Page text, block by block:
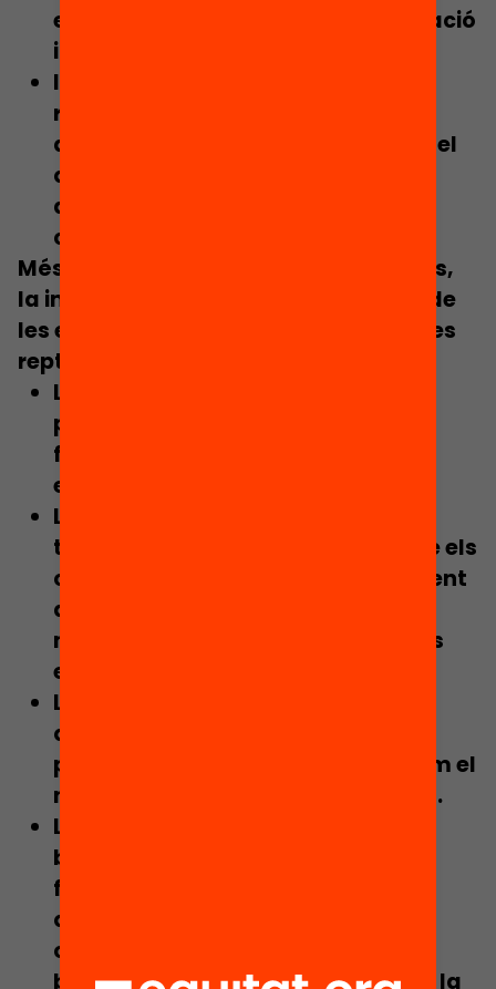
elimina les dinàmiques d’acumulació
incremental dels recursos.
Implica una major
rendició de comptes
defineix de forma explícita què és el
que es vol finançar, amb quines
assignacions i sota quines
condicions.
Més enllà d’aquests principis generals,
la implementació i el desplegament de
les esquemes de FxF planteja
múltiples
reptes
La dificultat de consensuar els
principis d’assignació del
finançament entre la comunitat
educativa.
La complicada conjugació de
transparència a l’hora de difondre els
criteris d’assignació de finançament
al conjunt de la societat amb el
manteniment de l’anonimat de les
escoles individuals.
La quasi impossible tasca de
quantificar quan costa educar,
particularment en un context -com el
nostre- amb escassetat de dades.
La inevitable tensió entre, d’una
banda, la complexitat de les
fórmules de finançament que
quantifiquin acuradament la
complexitat educativa i, d’altra
banda, la simplicitat requerida en la